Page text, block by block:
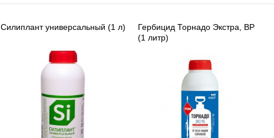
Силиплант универсальный (1 л)
Гербицид Торнадо Экстра, ВР
(1 литр)